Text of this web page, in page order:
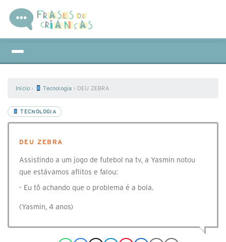
Início › Tecnologia › DEU ZEBRA
TECNOLOGIA
DEU ZEBRA
Assistindo a um jogo de futebol na tv, a Yasmin notou
que estávamos aflitos e falou:
- Eu tô achando que o problema é a bola.
(Yasmin, 4 anos)